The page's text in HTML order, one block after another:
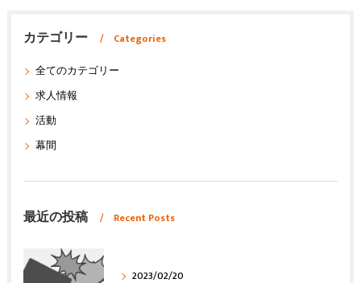
カテゴリー
Categories
全てのカテゴリー
求人情報
活動
幕間
最近の投稿 Recent Posts
2023/02/20